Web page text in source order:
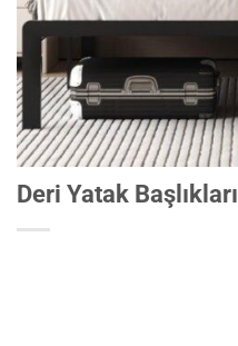
Deri Yatak Başlıkları